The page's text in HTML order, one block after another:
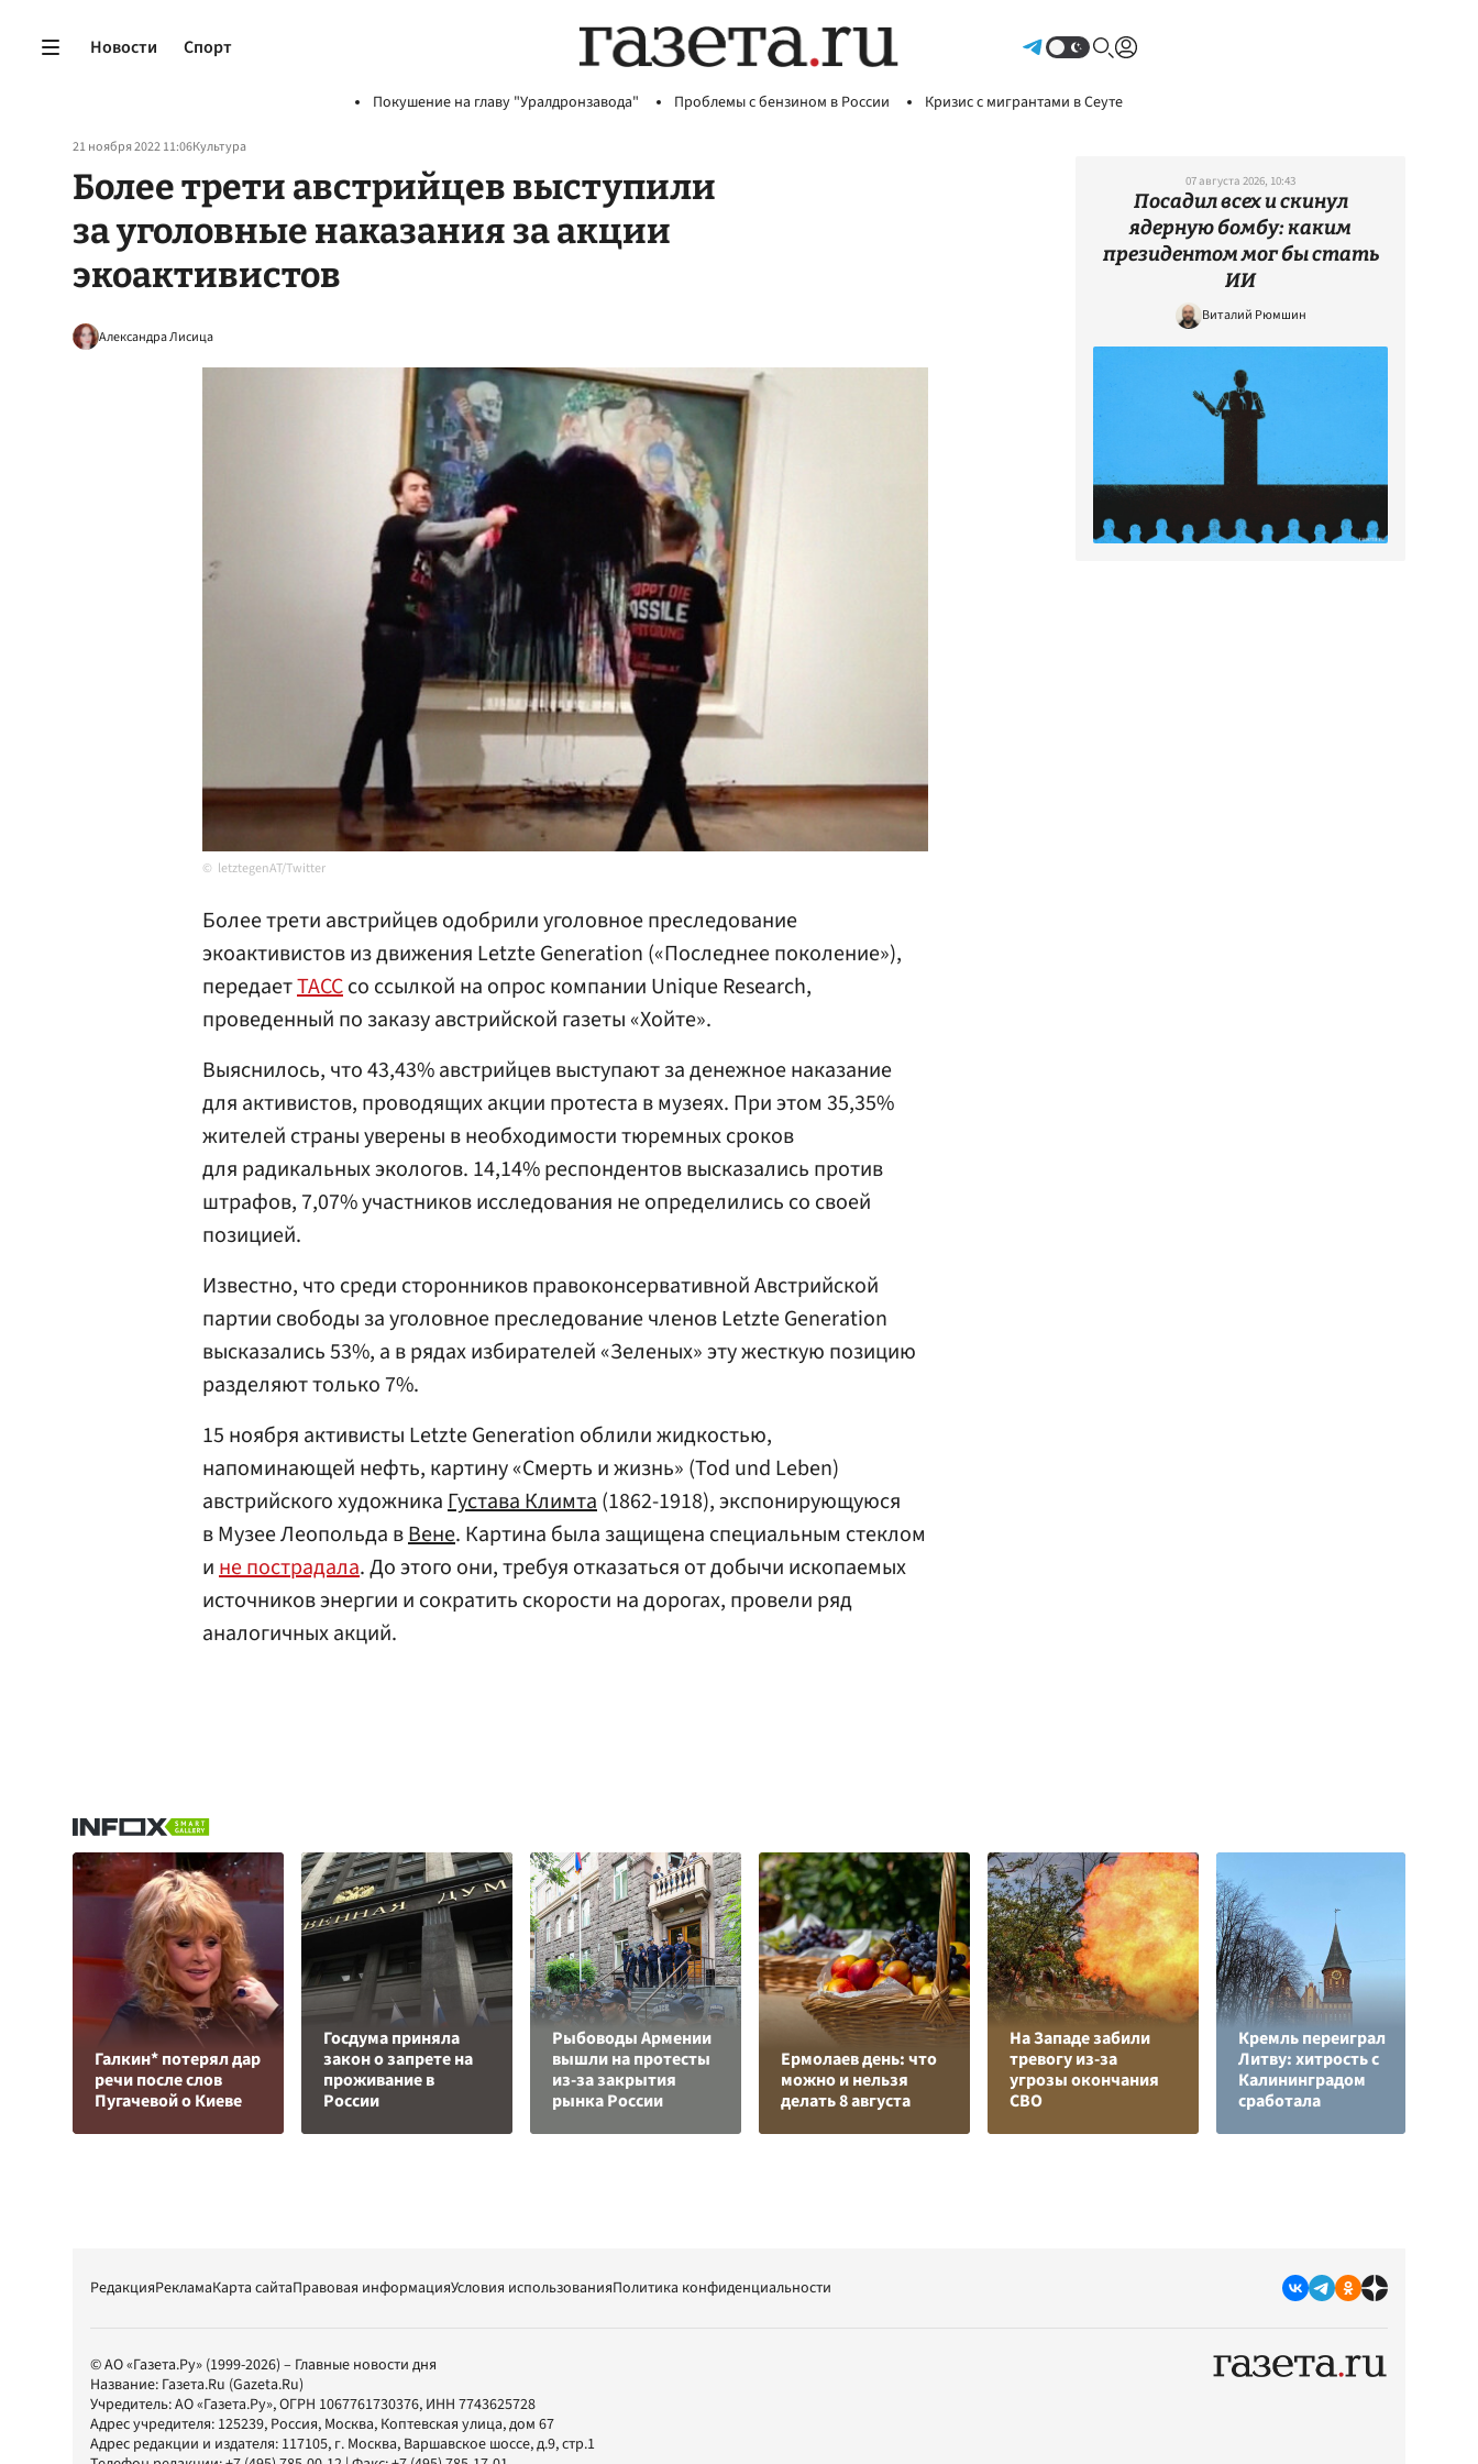
Новости Спорт
Покушение на главу "Уралдронзавода" Проблемы с бензином в России Кризис с мигрантами в Сеуте
21 ноября 2022 11:06Культура
Более трети австрийцев выступили
за уголовные наказания за акции
экоактивистов
Александра Лисица
letztegenAT/Twitter
Более трети австрийцев одобрили уголовное преследование
экоактивистов из движения Letzte Generation («Последнее поколение»),
передаетТАССсо ссылкой на опрос компании Unique Research,
проведенный по заказу австрийской газеты «Хойте».
Выяснилось, что 43,43% австрийцев выступают за денежное наказание
для активистов, проводящих акции протеста в музеях. При этом 35,35%
жителей страны уверены в необходимости тюремных сроков
для радикальных экологов. 14,14% респондентов высказались против
штрафов, 7,07% участников исследования не определились со своей
позицией.
Известно, что среди сторонников правоконсервативной Австрийской
партии свободы за уголовное преследование членов Letzte Generation
высказались 53%, а в рядах избирателей «Зеленых» эту жесткую позицию
разделяют только 7%.
15 ноября активисты Letzte Generation облили жидкостью,
напоминающей нефть, картину «Смерть и жизнь» (Tod und Leben)
австрийского художникаГустава Климта(1862-1918), экспонирующуюся
в Музее Леопольда вВене. Картина была защищена специальным стеклом
ине пострадала. До этого они, требуя отказаться от добычи ископаемых
источников энергии и сократить скорости на дорогах, провели ряд
аналогичных акций.
07 августа 2026, 10:43
Посадил всех и скинул
ядерную бомбу: каким
президентом мог бы стать
ИИ
Виталий Рюмшин
Галкин* потерял дар
речи после слов
Пугачевой о Киеве
Госдума приняла
закон о запрете на
проживание в
России
Рыбоводы Армении
вышли на протесты
из-за закрытия
рынка России
Ермолаев день: что
можно и нельзя
делать 8 августа
На Западе забили
тревогу из-за
угрозы окончания
СВО
Кремль переиграл
Литву: хитрость с
Калининградом
сработала
РедакцияРекламаКарта сайтаПравовая информацияУсловия использованияПолитика конфиденциальности
© АО «Газета.Ру» (1999-2026) – Главные новости дня
Название: Газета.Ru (Gazeta.Ru)
Учредитель:АО «Газета.Ру», ОГРН 1067761730376, ИНН 7743625728
Адрес учредителя: 125239, Россия, Москва, Коптевская улица, дом 67
Адрес редакции и издателя: 117105, г. Москва, Варшавское шоссе, д.9, стр.1